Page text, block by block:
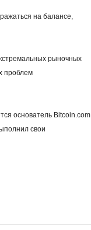
на балансе,
рыночных
проблем
основатель Bitcoin.com
свои